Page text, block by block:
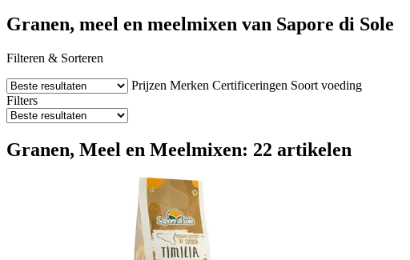
Granen, meel en meelmixen van Sapore di Sole
Filteren & Sorteren
Prijzen Merken Certificeringen Soort voeding
Filters
Granen, Meel en Meelmixen: 22 artikelen